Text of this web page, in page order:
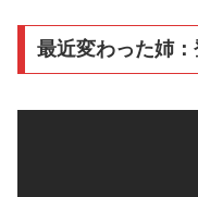
最近変わった姉